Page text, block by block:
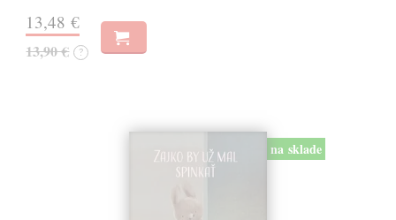
13,48 €
13,90 € ?
na sklade